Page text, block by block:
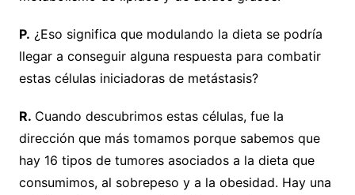
P. ¿Eso significa que modulando la dieta se podría
llegar a conseguir alguna respuesta para combatir
estas células iniciadoras de metástasis?
R. Cuando descubrimos estas células, fue la
dirección que más tomamos porque sabemos que
hay 16 tipos de tumores asociados a la dieta que
consumimos, al sobrepeso y a la obesidad. Hay una